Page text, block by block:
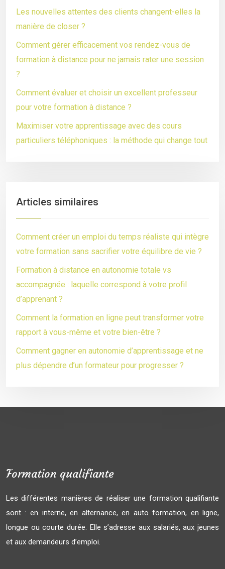
Les nouvelles attentes des clients changent-elles la
manière de closer ?
Comment gérer efficacement vos rendez-vous de
formation à distance pour ne jamais rater une session
?
Comment évaluer et choisir un excellent professeur
pour votre formation à distance ?
Maximiser votre apprentissage avec des cours
particuliers téléphoniques : la méthode qui change tout
Articles similaires
Comment créer un emploi du temps réaliste qui intègre
votre formation sans sacrifier votre équilibre de vie ?
Formation à distance en autonomie totale vs
accompagnée : laquelle correspond à votre profil
d’apprenant ?
Comment la formation en ligne peut transformer votre
rapport à vous-même et votre bien-être ?
Comment gagner en autonomie d’apprentissage et ne
plus dépendre d’un formateur pour progresser ?
Formation qualifiante
Les différentes manières de réaliser une formation qualifiante
sont : en interne, en alternance, en auto formation, en ligne,
longue ou courte durée. Elle s’adresse aux salariés, aux jeunes
et aux demandeurs d’emploi.